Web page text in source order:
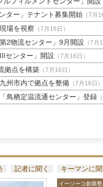
ター」テナント募集開始（7月
場を視察 （7月16日）
2物流センター」9月開設 （7月
センター」開設 （7月16日）
拠点を構築（7月16日）
州市内で拠点を整備（7月16日）
鳥栖定温流通センター」登録
記者に聞く キーマンに
イーソーコ創業塾